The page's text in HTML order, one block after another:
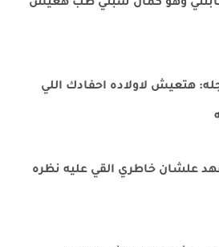
وهو كمان سبني طب هعيش
هتعيش لاولاده احفادك اللي
علشان خاطري القي عليه نظره